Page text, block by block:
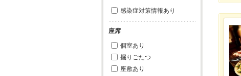
感染症対策情報あり
座席
個室あり
掘りごたつ
座敷あり